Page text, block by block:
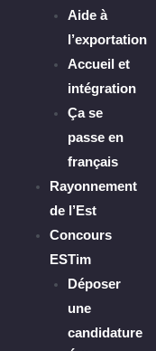
Aide à
l’exportation
Accueil et
intégration
Ça se
passe en
français
Rayonnement
de l’Est
Concours
ESTim
Déposer
une
candidature